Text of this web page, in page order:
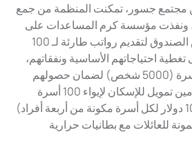
مجتمع جسور، تمكنت المنظمة من جمع
دولار، ونفذت مؤسسة كرم المساعدات على
أرض الواقع. تم تخصيص الصندوق لتقديم رواتب طارئة لـ 100
احتياجاتهم الأساسية ونفقاتهم،
وسلال غذائية لـ 1250 أسرة (5000 شخص) لضمان حصولهم
على التغذية الكافية، وتأمين تمويل للإسكان لإيواء 100 أسرة
لمدة 3 أشهر أولية (1000 دولار لكل أسرة مكونة من أربعة أفراد)
للعائلات مع بطانيات حرارية